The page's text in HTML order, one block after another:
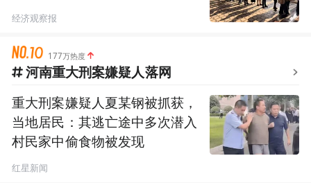
经济观察报
177万热度
河南重大刑案嫌疑人落网
重大刑案嫌疑人夏某钢被抓获，
当地居民：其逃亡途中多次潜入
村民家中偷食物被发现
红星新闻